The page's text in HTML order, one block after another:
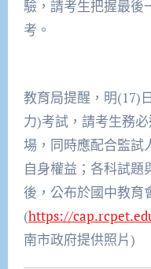
驗，請考生把握最後
考。
教育局提醒，明(17)
力)考試，請考生務
場，同時應配合監試
自身權益；各科試題
後，公布於國中教育
(https://
南市政府提供照片)